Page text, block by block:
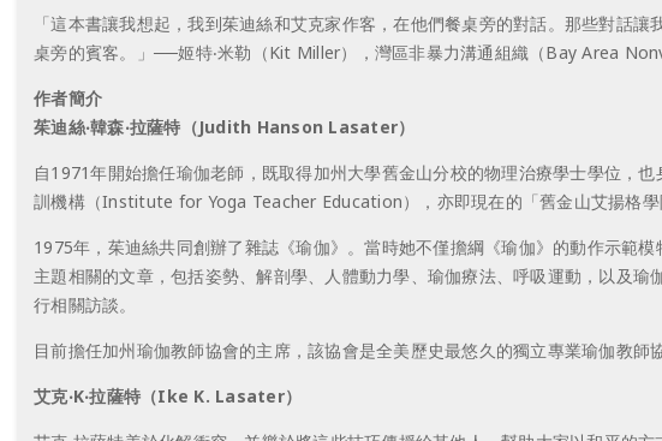
「這本書讓我想起，我到茱迪絲和艾克家作客，在他們餐桌旁的對話。那些對話
桌旁的賓客。」──姬特‧米勒（Kit Miller），灣區非暴力溝通組織（Bay Area
作者簡介
茱迪絲‧韓森‧拉薩特（Judith Hanson Lasater）
自1971年開始擔任瑜伽老師，既取得加州大學舊金山分校的物理治療學士學位
訓機構（Institute for Yoga Teacher Education），亦即現在的「舊金山艾揚格
1975年，茱迪絲共同創辦了雜誌《瑜伽》。當時她不僅擔綱《瑜伽》的動作示範
主題相關的文章，包括姿勢、解剖學、人體動力學、瑜伽療法、呼吸運動，以及
行相關訪談。
目前擔任加州瑜伽教師協會的主席，該協會是全美歷史最悠久的獨立專業瑜伽教師
艾克‧K‧拉薩特（Ike K. Lasater）